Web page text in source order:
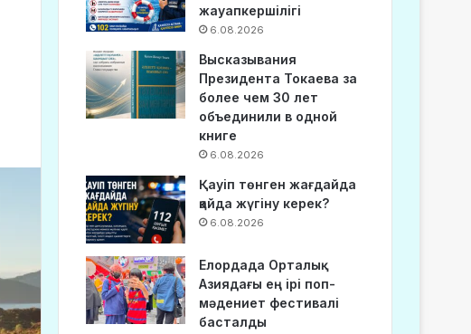
жауапкершілігі
6.08.2026
Высказывания
Президента Токаева за
более чем 30 лет
объединили в одной
книге
6.08.2026
Қауіп төнген жағдайда
қайда жүгіну керек?
6.08.2026
Елордада Орталық
Азиядағы ең ірі поп-
мәдениет фестивалі
басталды